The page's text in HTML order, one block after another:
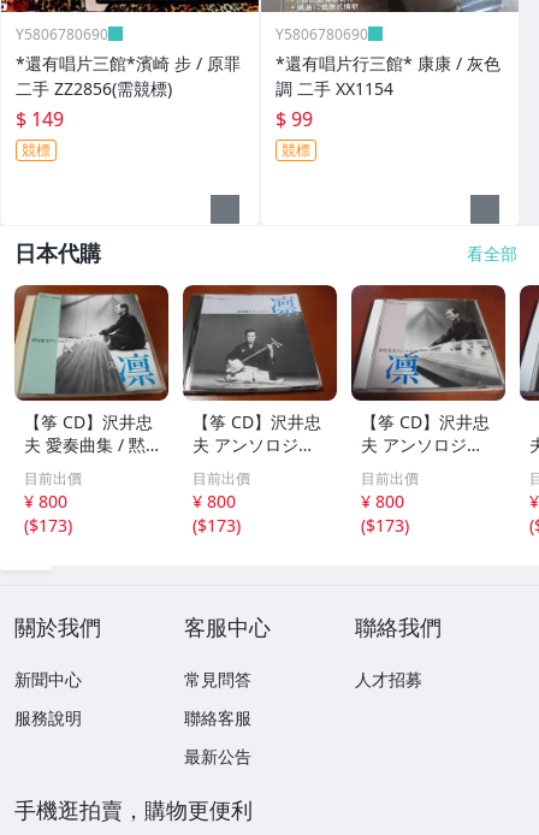
Y5806780690
*還有唱片三館*濱崎 步 / 原罪
二手 ZZ2856(需競標)
$ 149
競標
Y5806780690
*還有唱片行三館* 康康 / 灰色
調 二手 XX1154
$ 99
競標
日本代購 看全部
【筝 CD】沢井忠
夫 愛奏曲集 / 黙
示 、波 、二つの
相 、箏二重奏ソ
ナタ 杵屋正邦 、
入野義朗 、小野
目前出價
¥ 800
($173)
【筝 CD】沢井忠
夫 アンソロジー
「凜」からの分売
沢井忠夫作品集
ライブ 風衣、水
の声、枯野砧、五
目前出價
¥ 800
($173)
【筝 CD】沢井忠
夫 アンソロジー
「凜」からの分売
沢井忠夫 作品集
第三集 “光る海”
（限定販売） 200
目前出價
¥ 800
($173)
(
關於我們
新聞中心
服務說明
客服中心
常見問答
聯絡客服
最新公告
聯絡我們
人才招募
手機逛拍賣，購物更便利